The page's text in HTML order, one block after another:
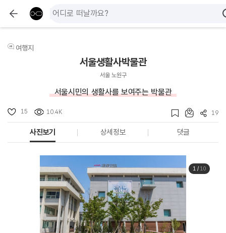
여행지
서울생활사박물관
서울 노원구
서울시민의 생활사를 보여주는 박물관
15 10.4K 19
사진보기 상세정보 댓글
1/ 10